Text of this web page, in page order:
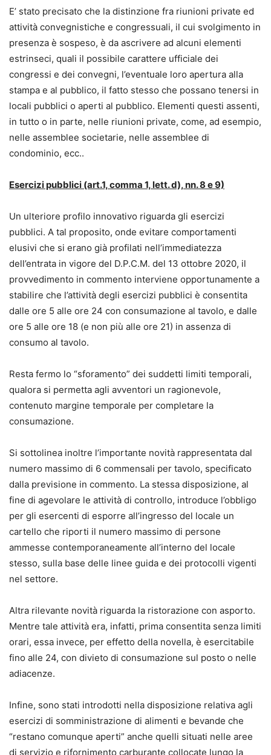
E’ stato precisato che la distinzione fra riunioni private ed
attività convegnistiche e congressuali, il cui svolgimento in
presenza è sospeso, è da ascrivere ad alcuni elementi
estrinseci, quali il possibile carattere ufficiale dei
congressi e dei convegni, l’eventuale loro apertura alla
stampa e al pubblico, il fatto stesso che possano tenersi in
locali pubblici o aperti al pubblico. Elementi questi assenti,
in tutto o in parte, nelle riunioni private, come, ad esempio,
nelle assemblee societarie, nelle assemblee di
condominio, ecc..
Esercizi pubblici (art.1, comma 1, lett. d), nn. 8 e 9)
Un ulteriore profilo innovativo riguarda gli esercizi
pubblici. A tal proposito, onde evitare comportamenti
elusivi che si erano già profilati nell’immediatezza
dell’entrata in vigore del D.P.C.M. del 13 ottobre 2020, il
provvedimento in commento interviene opportunamente a
stabilire che l’attività degli esercizi pubblici è consentita
dalle ore 5 alle ore 24 con consumazione al tavolo, e dalle
ore 5 alle ore 18 (e non più alle ore 21) in assenza di
consumo al tavolo.
Resta fermo lo “sforamento” dei suddetti limiti temporali,
qualora si permetta agli avventori un ragionevole,
contenuto margine temporale per completare la
consumazione.
Si sottolinea inoltre l’importante novità rappresentata dal
numero massimo di 6 commensali per tavolo, specificato
dalla previsione in commento. La stessa disposizione, al
fine di agevolare le attività di controllo, introduce l’obbligo
per gli esercenti di esporre all’ingresso del locale un
cartello che riporti il numero massimo di persone
ammesse contemporaneamente all’interno del locale
stesso, sulla base delle linee guida e dei protocolli vigenti
nel settore.
Altra rilevante novità riguarda la ristorazione con asporto.
Mentre tale attività era, infatti, prima consentita senza limiti
orari, essa invece, per effetto della novella, è esercitabile
fino alle 24, con divieto di consumazione sul posto o nelle
adiacenze.
Infine, sono stati introdotti nella disposizione relativa agli
esercizi di somministrazione di alimenti e bevande che
“restano comunque aperti” anche quelli situati nelle aree
di servizio e rifornimento carburante collocate lungo la